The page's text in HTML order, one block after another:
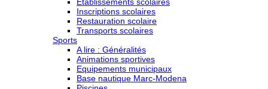
Inscriptions scolaires
Restauration scolaire
Transports scolaires
Sports
A lire : Généralités
Animations sportives
Equipements municipaux
Base nautique Marc-Modena